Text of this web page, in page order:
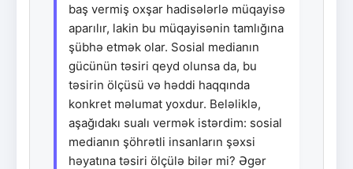
baş vermiş oxşar hadisələrlə müqayisə
aparılır, lakin bu müqayisənin tamlığına
şübhə etmək olar. Sosial medianın
gücünün təsiri qeyd olunsa da, bu
təsirin ölçüsü və həddi haqqında
konkret məlumat yoxdur. Beləliklə,
aşağıdakı sualı vermək istərdim: sosial
medianın şöhrətli insanların şəxsi
həyatına təsiri ölçülə bilər mi? Əgər